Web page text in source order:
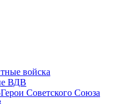
войска
ВДВ
Советского Союза